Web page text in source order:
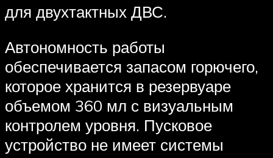
для двухтактных ДВС.
Автономность работы
обеспечивается запасом горючего,
которое хранится в резервуаре
объемом 360 мл с визуальным
контролем уровня. Пусковое
устройство не имеет системы